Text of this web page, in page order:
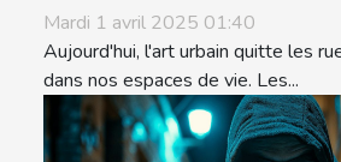
Mardi 1 avril 2025 01:40
Aujourd'hui, l'art urbain quitte les
dans nos espaces de vie. Les...